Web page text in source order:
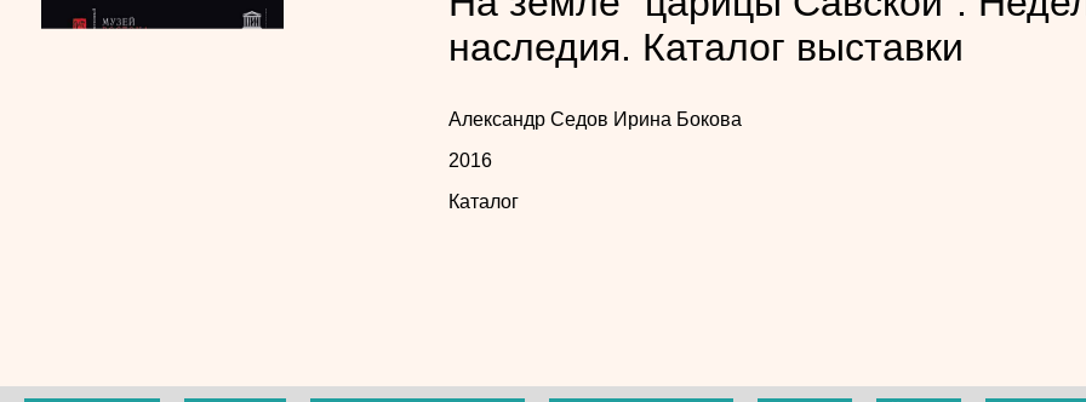
наследия. Каталог выставки
Александр Седов Ирина Бокова
2016
Каталог